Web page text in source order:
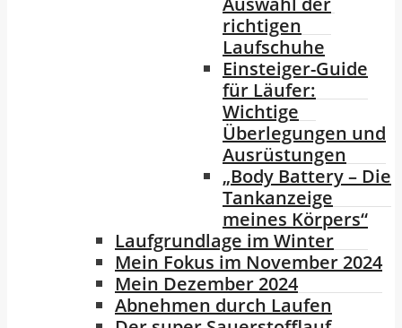
richtigen
Laufschuhe
Einsteiger-Guide
für Läufer:
Wichtige
Überlegungen und
Ausrüstungen
„Body Battery – Die
Tankanzeige
meines Körpers“
Laufgrundlage im Winter
Mein Fokus im November 2024
Mein Dezember 2024
Abnehmen durch Laufen